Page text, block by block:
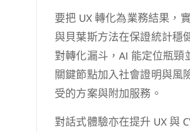
要把 UX 轉化為業務結果，
與貝葉斯方法在保證統計穩
對轉化漏斗，AI 能定位瓶
關鍵節點加入社會證明與風
受的方案與附加服務。
對話式體驗亦在提升 UX 與